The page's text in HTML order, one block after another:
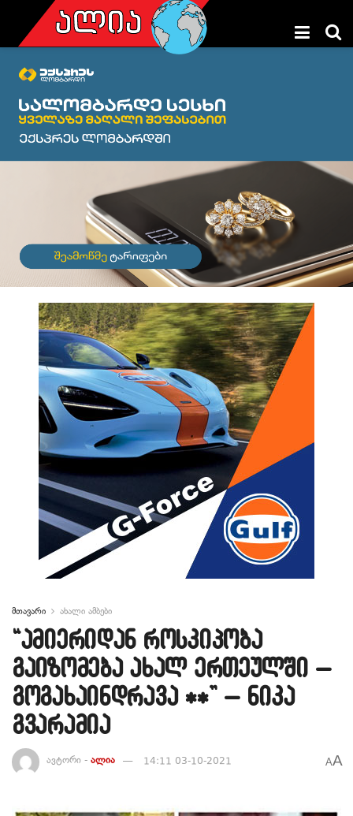
მთავარი ახალი ამბები
“ამიერიდან როსკიპობა
გაიზომება ახალ ერთეულში –
გოგახაინდრავა **” – ნიკა
გვარამია
ავტორი - ალია 14:11 03-10-2021 AA